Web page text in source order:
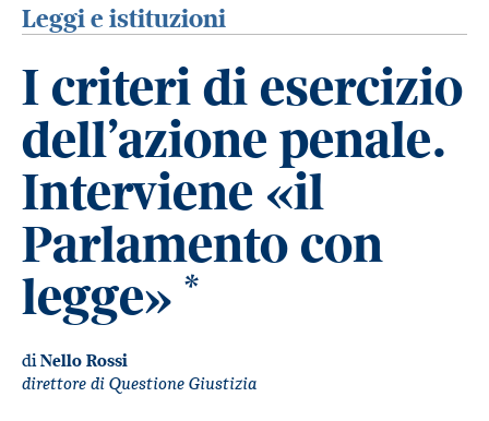
Leggi e istituzioni
I criteri di esercizio
dell’azione penale.
Interviene «il
Parlamento con
legge» *
diNello Rossi
direttore di Questione Giustizia